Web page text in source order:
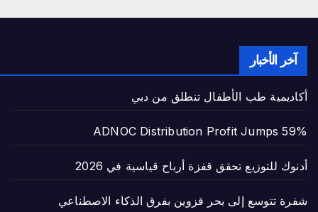
آخر الأخبار
أكاديمية طب الأطفال تنطلق من دبي
ADNOC Distribution Profit Jumps 59%
أدنوك للتوزيع تحقق قفزة أرباح قياسية في 2026
شفرة تتوسع إلى بحر قزوين بفرق الذكاء الاصطناعي